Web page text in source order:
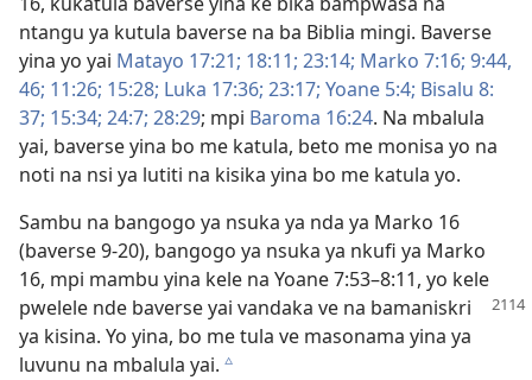
ntangu ya kutula baverse na ba Biblia mingi. Baverse
yina yo yai Matayo 17:21; 18:11; 23:14; Marko 7:16; 9:44,
46; 11:26; 15:28; Luka 17:36; 23:17; Yoane 5:4; Bisalu 8:​
37; 15:34; 24:7; 28:29; mpi Baroma 16:24. Na mbalula
yai, baverse yina bo me katula, beto me monisa yo na
noti na nsi ya lutiti na kisika yina bo me katula yo.
Sambu na bangogo ya nsuka ya nda ya Marko 16
(baverse 9-20), bangogo ya nsuka ya nkufi ya Marko
16, mpi mambu yina kele na Yoane 7:53–8:11, yo kele
pwelele nde baverse yai vandaka ve na bamaniskri
ya kisina. Yo yina, bo me tula ve masonama yina ya
luvunu na mbalula yai. c